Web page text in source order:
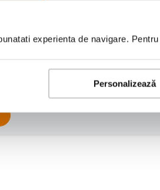
experienta de navigare.
Personalizează